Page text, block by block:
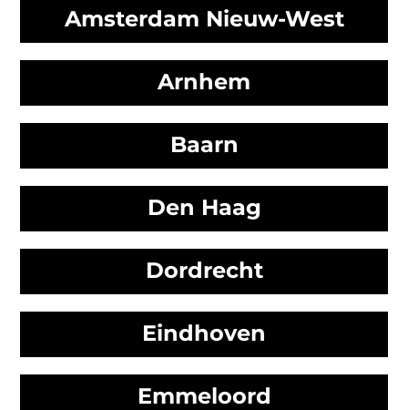
Amsterdam Nieuw-West
Arnhem
Baarn
Den Haag
Dordrecht
Eindhoven
Emmeloord